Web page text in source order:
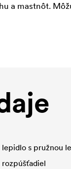
a mastnôt.
lepidlo s pružnou
rozpúšťadiel